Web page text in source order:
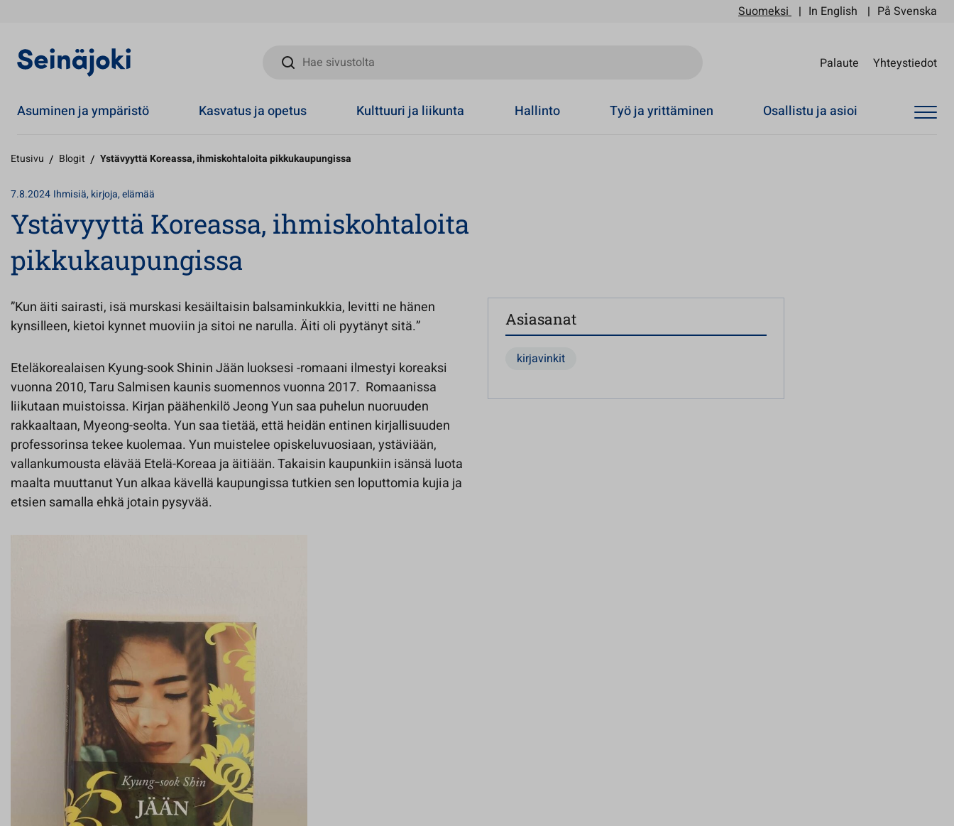
Suomeksi In English På Svenska
Hae sivustolta
Palaute Yhteystiedot
Asuminen ja ympäristö Kasvatus ja opetus Kulttuuri ja liikunta Hallinto Työ ja yrittäminen Osallistu ja asioi
Etusivu / Blogit / Ystävyyttä Koreassa, ihmiskohtaloita pikkukaupungissa
7.8.2024 Ihmisiä, kirjoja, elämää
Ystävyyttä Koreassa, ihmiskohtaloita
pikkukaupungissa
”Kun äiti sairasti, isä murskasi kesäiltaisin balsaminkukkia, levitti ne hänen
kynsilleen, kietoi kynnet muoviin ja sitoi ne narulla. Äiti oli pyytänyt sitä.”
Eteläkorealaisen Kyung-sook Shinin Jään luoksesi -romaani ilmestyi koreaksi
vuonna 2010, Taru Salmisen kaunis suomennos vuonna 2017. Romaanissa
liikutaan muistoissa. Kirjan päähenkilö Jeong Yun saa puhelun nuoruuden
rakkaaltaan, Myeong-seolta. Yun saa tietää, että heidän entinen kirjallisuuden
professorinsa tekee kuolemaa. Yun muistelee opiskeluvuosiaan, ystäviään,
vallankumousta elävää Etelä-Koreaa ja äitiään. Takaisin kaupunkiin isänsä luota
maalta muuttanut Yun alkaa kävellä kaupungissa tutkien sen loputtomia kujia ja
etsien samalla ehkä jotain pysyvää.
Asiasanat
kirjavinkit